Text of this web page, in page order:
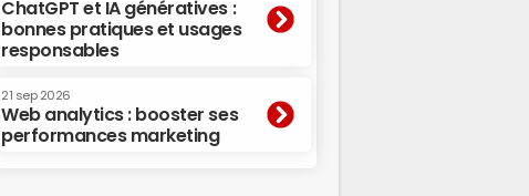
ChatGPT et IA génératives :
bonnes pratiques et usages
responsables
21 sep 2026
Web analytics : booster ses
performances marketing